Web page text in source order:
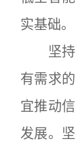
实基础。
坚持需
有需求
宜推动
发展。